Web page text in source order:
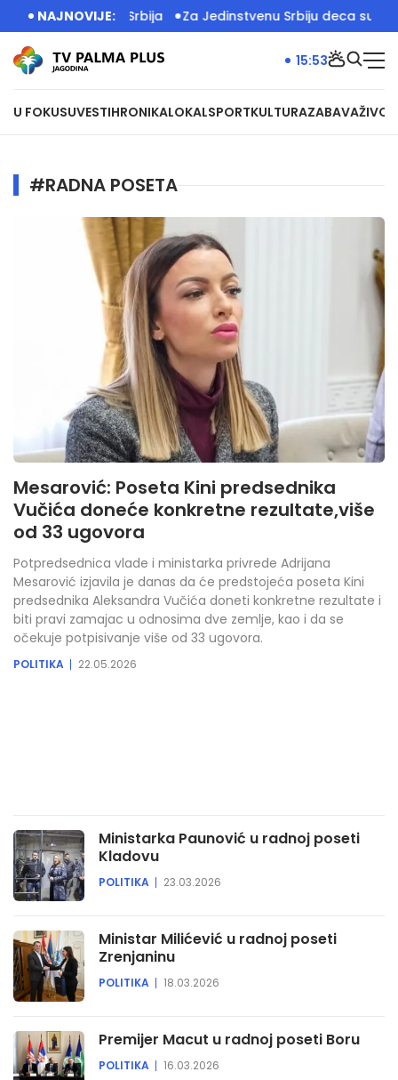
NAJNOVIJE:
ispred Palate Srbija Za Jedinstvenu Srbiju deca su
U FOKUSUVESTIHRONIKALOKALSPORTKULTURAZABAVAŽIVOT
15:53
#RADNA POSETA
Mesarović: Poseta Kini predsednika
Vučića doneće konkretne rezultate,više
od 33 ugovora
Potpredsednica vlade i ministarka privrede Adrijana
Mesarović izjavila je danas da će predstojeća poseta Kini
predsednika Aleksandra Vučića doneti konkretne rezultate i
biti pravi zamajac u odnosima dve zemlje, kao i da se
očekuje potpisivanje više od 33 ugovora.
POLITIKA 22.05.2026
Ministarka Paunović u radnoj poseti
Kladovu
POLITIKA 23.03.2026
Ministar Milićević u radnoj poseti
Zrenjaninu
POLITIKA 18.03.2026
Premijer Macut u radnoj poseti Boru
POLITIKA 16.03.2026